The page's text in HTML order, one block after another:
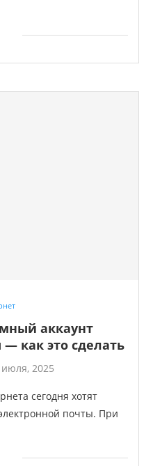
аккаунт
как это сделать
июля, 2025
сегодня хотят
почты. При